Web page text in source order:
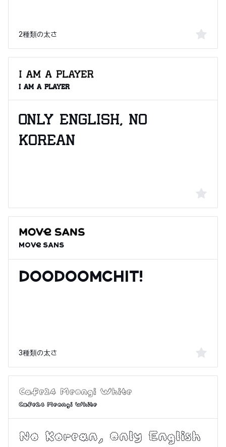
2種類の太さ
I AM A PLAYER
MOVE Sans
3種類の太さ
Cafe24 Meongi White